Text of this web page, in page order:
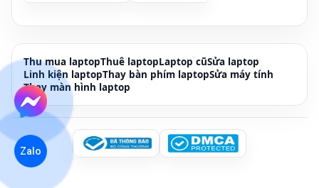
Thu mua laptopThuê laptopLaptop cũSửa laptop
Linh kiện laptopThay bàn phím laptopSửa máy tính
Thay màn hình laptop
Zalo